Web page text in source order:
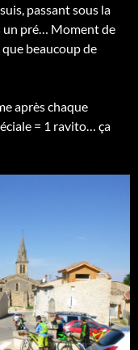
passant sous la
un pré… Moment de
beaucoup de
après chaque
= 1 ravito… ça